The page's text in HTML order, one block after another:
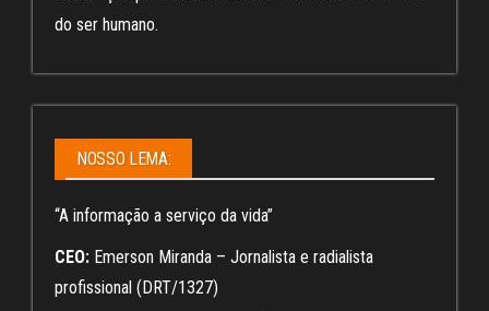
do ser humano.
NOSSO LEMA:
“A informação a serviço da vida”
CEO: Emerson Miranda – Jornalista e radialista
profissional (DRT/1327)